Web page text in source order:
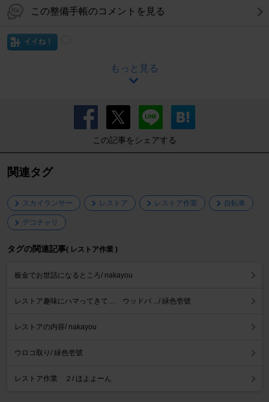
この整備手帳のコメントを見る
イイね！
もっと見る
この記事をシェアする
関連タグ
スカイランサー レストア レストア作業 自転車
デコチャリ
タグの関連記事( レストア作業 )
板金でお世話になるところ/ nakayou
レストア趣味にハマってきて… ウッドパ .../ 緑色壱號
レストアの内容/ nakayou
ウロコ取り/ 緑色壱號
レストア作業 ２/ ほよよーん